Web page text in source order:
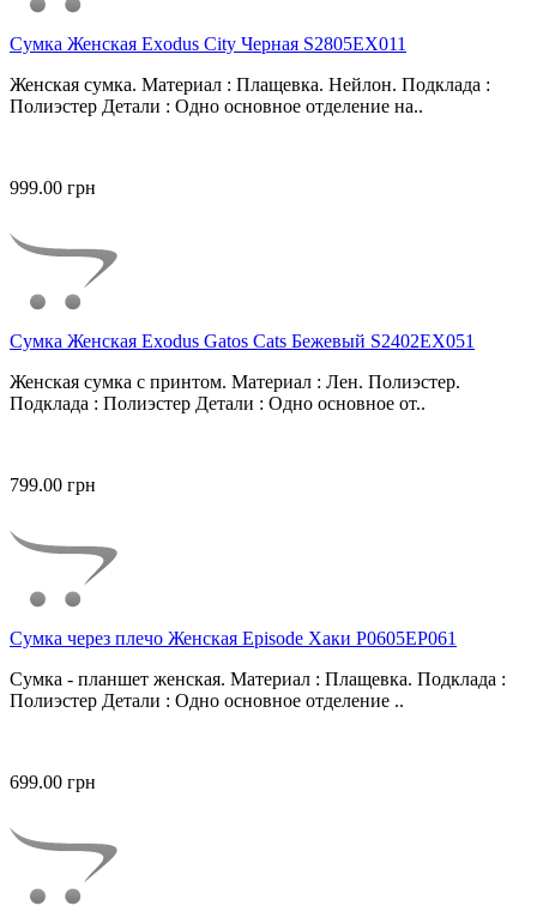
Сумка Женская Exodus City Черная S2805EX011
Женская сумка. Материал : Плащевка. Нейлон. Подклада :
Полиэстер Детали : Одно основное отделение на..
999.00 грн
Сумка Женская Exodus Gatos Cats Бежевый S2402EX051
Женская сумка с принтом. Материал : Лен. Полиэстер.
Подклада : Полиэстер Детали : Одно основное от..
799.00 грн
Сумка через плечо Женская Episode Хаки P0605EP061
Сумка - планшет женская. Материал : Плащевка. Подклада :
Полиэстер Детали : Одно основное отделение ..
699.00 грн